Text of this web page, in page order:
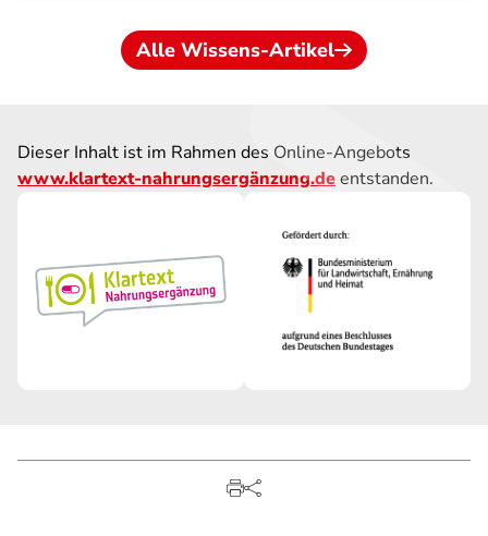
Alle Wissens-Artikel
Dieser Inhalt ist im Rahmen des Online-Angebots
www.klartext-nahrungsergänzung.deentstanden.